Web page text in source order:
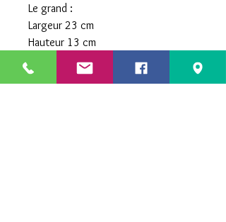
Le grand :
Largeur 23 cm
Hauteur 13 cm
Epaisseur 3 cm